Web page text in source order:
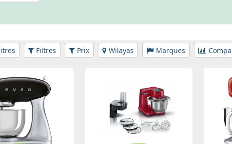
Filtres Prix Wilayas Marques